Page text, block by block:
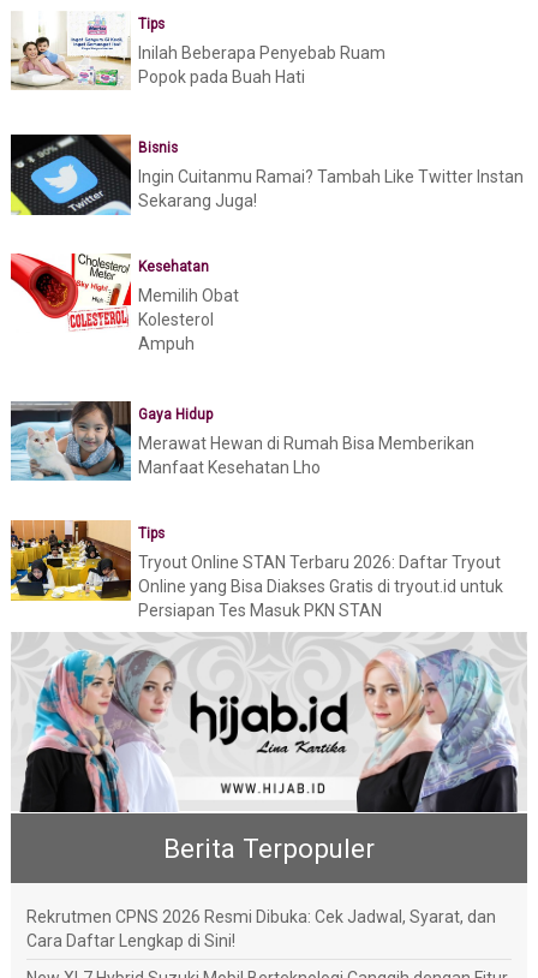
Tips
Inilah Beberapa Penyebab Ruam
Popok pada Buah Hati
Bisnis
Ingin Cuitanmu Ramai? Tambah Like Twitter Instan
Sekarang Juga!
Kesehatan
Memilih Obat
Kolesterol
Ampuh
Gaya Hidup
Merawat Hewan di Rumah Bisa Memberikan
Manfaat Kesehatan Lho
Tips
Tryout Online STAN Terbaru 2026: Daftar Tryout
Online yang Bisa Diakses Gratis di tryout.id untuk
Persiapan Tes Masuk PKN STAN
Berita Terpopuler
Rekrutmen CPNS 2026 Resmi Dibuka: Cek Jadwal, Syarat, dan
Cara Daftar Lengkap di Sini!